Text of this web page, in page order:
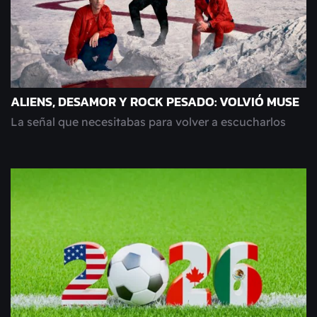
ALIENS, DESAMOR Y ROCK PESADO: VOLVIÓ MUSE
La señal que necesitabas para volver a escucharlos